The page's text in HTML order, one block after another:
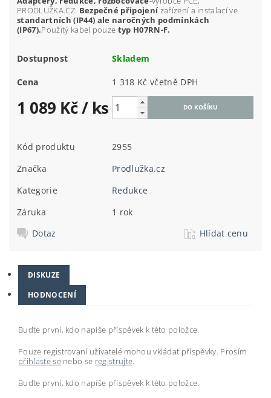
PRODLUŽKA.CZ. Bezpečné připojenízařízení a instalací ve
standartních (IP44) ale naročných podmínkách
(IP67).Použitý kabel pouze typ H07RN-F.
Dostupnost Skladem
Cena 1 318 Kč včetně DPH
1 089 Kč/ ks
Kód produktu
2955
Značka
Prodlužka.cz
Kategorie
Redukce
Záruka
1 rok
Dotaz
Hlídat cenu
DISKUZE
HODNOCENÍ
Buďte první, kdo napíše příspěvek k této položce.
Pouze registrovaní uživatelé mohou vkládat příspěvky. Prosím
přihlaste senebo se registrujte.
Buďte první, kdo napíše příspěvek k této položce.